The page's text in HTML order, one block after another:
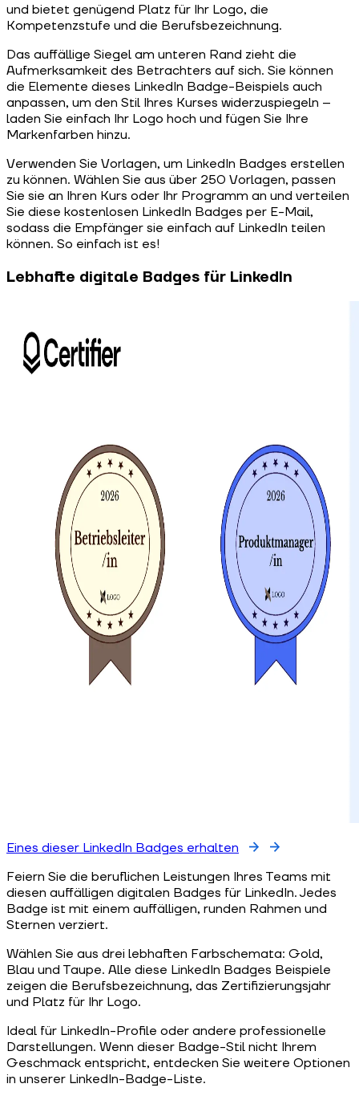
und bietet genügend Platz für Ihr Logo, die
Kompetenzstufe und die Berufsbezeichnung.
Das auffällige Siegel am unteren Rand zieht die
Aufmerksamkeit des Betrachters auf sich. Sie können
die Elemente dieses LinkedIn Badge-Beispiels auch
anpassen, um den Stil Ihres Kurses widerzuspiegeln –
laden Sie einfach Ihr Logo hoch und fügen Sie Ihre
Markenfarben hinzu.
Verwenden Sie Vorlagen, um LinkedIn Badges erstellen
zu können. Wählen Sie aus über 250 Vorlagen, passen
Sie sie an Ihren Kurs oder Ihr Programm an und verteilen
Sie diese kostenlosen LinkedIn Badges per E-Mail,
sodass die Empfänger sie einfach auf LinkedIn teilen
können. So einfach ist es!
Lebhafte digitale Badges für LinkedIn
Eines dieser LinkedIn Badges erhalten
Feiern Sie die beruflichen Leistungen Ihres Teams mit
diesen auffälligen digitalen Badges für LinkedIn. Jedes
Badge ist mit einem auffälligen, runden Rahmen und
Sternen verziert.
Wählen Sie aus drei lebhaften Farbschemata: Gold,
Blau und Taupe. Alle diese LinkedIn Badges Beispiele
zeigen die Berufsbezeichnung, das Zertifizierungsjahr
und Platz für Ihr Logo.
Ideal für LinkedIn-Profile oder andere professionelle
Darstellungen. Wenn dieser Badge-Stil nicht Ihrem
Geschmack entspricht, entdecken Sie weitere Optionen
in unserer LinkedIn-Badge-Liste.